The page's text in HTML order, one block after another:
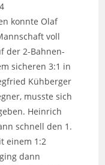
konnte Olaf
voll
der 2-Bahnen-
sicheren 3:1 in
Kühberger
musste sich
Heinrich
schnell den 1.
einem 1:2
dann